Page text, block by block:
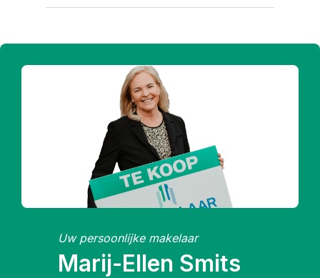
Uw persoonlijke makelaar
Marij-Ellen Smits